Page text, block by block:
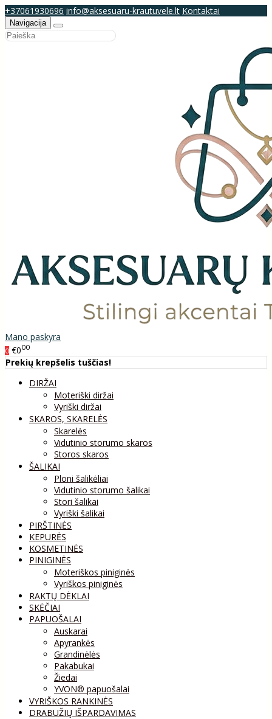
+37061930696 info@aksesuaru-krautuvele.lt Kontaktai
Navigacija
Mano paskyra
0 €000
Prekių krepšelis tuščias!
DIRŽAI
Moteriški diržai
Vyriški diržai
SKAROS, SKARELĖS
Skarelės
Vidutinio storumo skaros
Storos skaros
ŠALIKAI
Ploni šalikėliai
Vidutinio storumo šalikai
Stori šalikai
Vyriški šalikai
PIRŠTINĖS
KEPURĖS
KOSMETINĖS
PINIGINĖS
Moteriškos piniginės
Vyriškos piniginės
RAKTŲ DĖKLAI
SKĖČIAI
PAPUOŠALAI
Auskarai
Apyrankės
Grandinėlės
Pakabukai
Žiedai
YVON® papuošalai
VYRIŠKOS RANKINĖS
DRABUŽIŲ IŠPARDAVIMAS